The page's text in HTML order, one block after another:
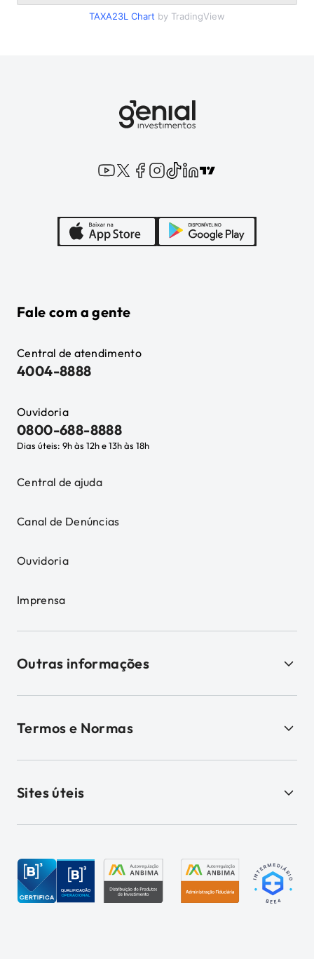
TAXA23L Chart by TradingView
Fale com a gente
Central de atendimento
4004-8888
Ouvidoria
0800-688-8888
Dias úteis: 9h às 12h e 13h às 18h
Central de ajuda
Canal de Denúncias
Ouvidoria
Imprensa
Outras informações
Termos e Normas
Sites úteis